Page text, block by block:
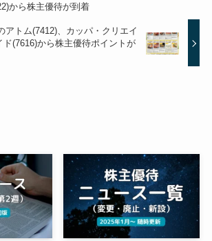
から株主優待が到着
アトム(7412)、カッパ・クリエイ
ド(7616)から株主優待ポイントが